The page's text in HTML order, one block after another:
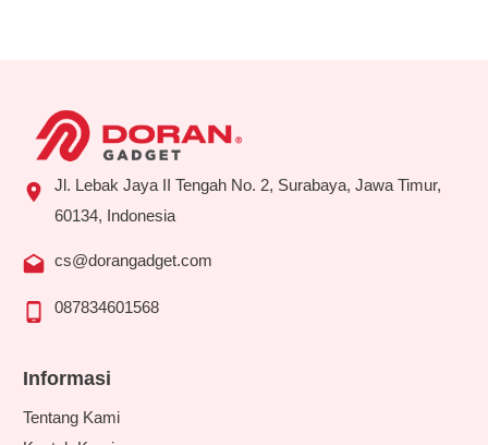
Jl. Lebak Jaya II Tengah No. 2, Surabaya, Jawa Timur,
60134, Indonesia
cs@dorangadget.com
087834601568
Informasi
Tentang Kami